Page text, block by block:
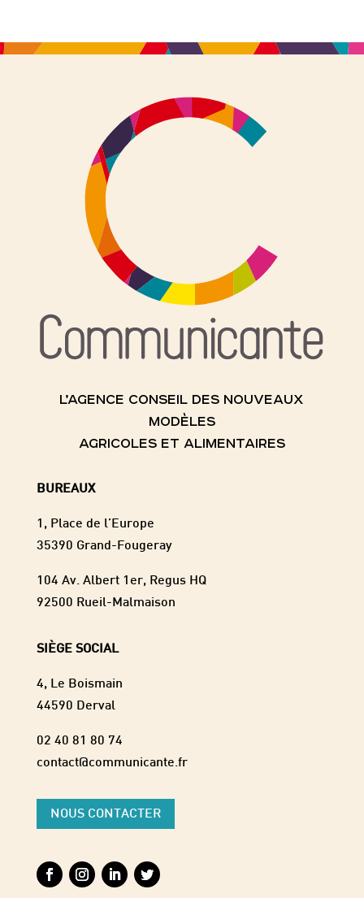
L’AGENCE CONSEIL DES NOUVEAUX
MODÈLES
AGRICOLES ET ALIMENTAIRES
BUREAUX
1, Place de l’Europe
35390 Grand-Fougeray
104 Av. Albert 1er, Regus HQ
92500 Rueil-Malmaison
SIÈGE SOCIAL
4, Le Boismain
44590 Derval
02 40 81 80 74
contact@communicante.fr
NOUS CONTACTER